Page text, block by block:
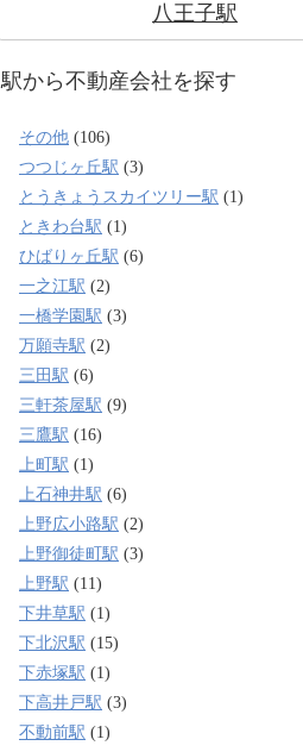
八王子駅
駅から不動産会社を探す
その他 (106)
つつじヶ丘駅 (3)
とうきょうスカイツリー駅 (1)
ときわ台駅 (1)
ひばりヶ丘駅 (6)
一之江駅 (2)
一橋学園駅 (3)
万願寺駅 (2)
三田駅 (6)
三軒茶屋駅 (9)
三鷹駅 (16)
上町駅 (1)
上石神井駅 (6)
上野広小路駅 (2)
上野御徒町駅 (3)
上野駅 (11)
下井草駅 (1)
下北沢駅 (15)
下赤塚駅 (1)
下高井戸駅 (3)
不動前駅 (1)